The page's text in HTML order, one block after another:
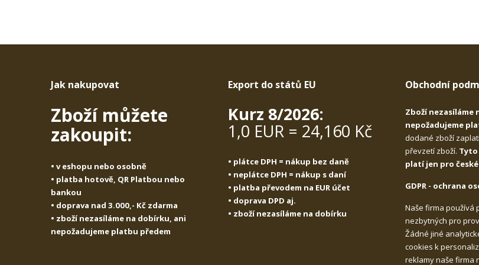
Jak nakupovat
Zboží můžete
zakoupit:
• v eshopu nebo osobně
• platba hotově, QR Platbou nebo
bankou
• doprava nad 3.000,- Kč zdarma
• zboží nezasíláme na dobírku, ani
nepožadujeme platbu předem
Export do států EU
Kurz 8/2026:
1,0 EUR = 24,160 Kč
• plátce DPH = nákup bez daně
• neplátce DPH = nákup s daní
• platba převodem na EUR účet
• doprava DPD aj.
• zboží nezasíláme na dobírku
Obchodní
Zboží nezasíláme
nepožadujeme
dodané zboží
převzetí zboží.
platí jen pro
GDPR - ochrana
Naše firma používá
nezbytných pro
Žádné jiné
cookies k
reklamy naše firma